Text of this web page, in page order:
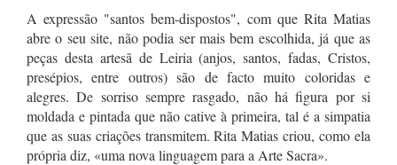
A expressão "santos bem-dispostos", com que Rita Matias
abre o seu site, não podia ser mais bem escolhida, já que as
peças desta artesã de Leiria (anjos, santos, fadas, Cristos,
presépios, entre outros) são de facto muito coloridas e
alegres. De sorriso sempre rasgado, não há figura por si
moldada e pintada que não cative à primeira, tal é a simpatia
que as suas criações transmitem. Rita Matias criou, como ela
própria diz, «uma nova linguagem para a Arte Sacra».